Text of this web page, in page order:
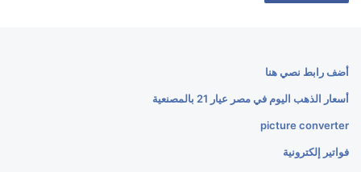
أضف رابط نصي هنا
أسعار الذهب اليوم في مصر عيار 21 بالمصنعية
picture converter
فواتير إلكترونية